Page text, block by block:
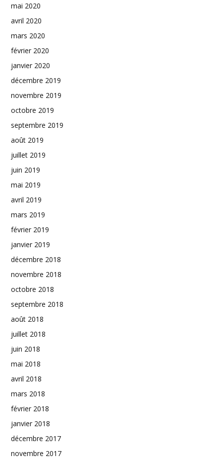
mai 2020
avril 2020
mars 2020
février 2020
janvier 2020
décembre 2019
novembre 2019
octobre 2019
septembre 2019
août 2019
juillet 2019
juin 2019
mai 2019
avril 2019
mars 2019
février 2019
janvier 2019
décembre 2018
novembre 2018
octobre 2018
septembre 2018
août 2018
juillet 2018
juin 2018
mai 2018
avril 2018
mars 2018
février 2018
janvier 2018
décembre 2017
novembre 2017